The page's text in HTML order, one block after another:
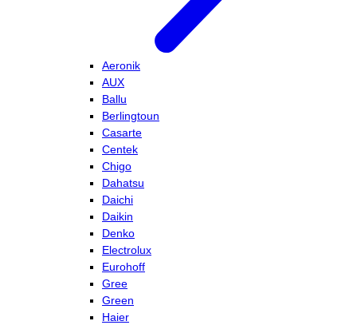
Aeronik
AUX
Ballu
Berlingtoun
Casarte
Centek
Chigo
Dahatsu
Daichi
Daikin
Denko
Electrolux
Eurohoff
Gree
Green
Haier